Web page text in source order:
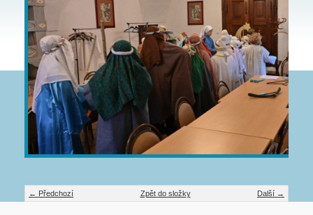
← Předchozí Další →
Zpět do složky